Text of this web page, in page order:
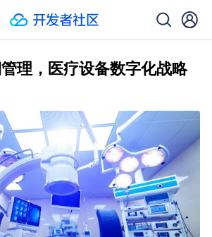
理，医疗设备数字化战略